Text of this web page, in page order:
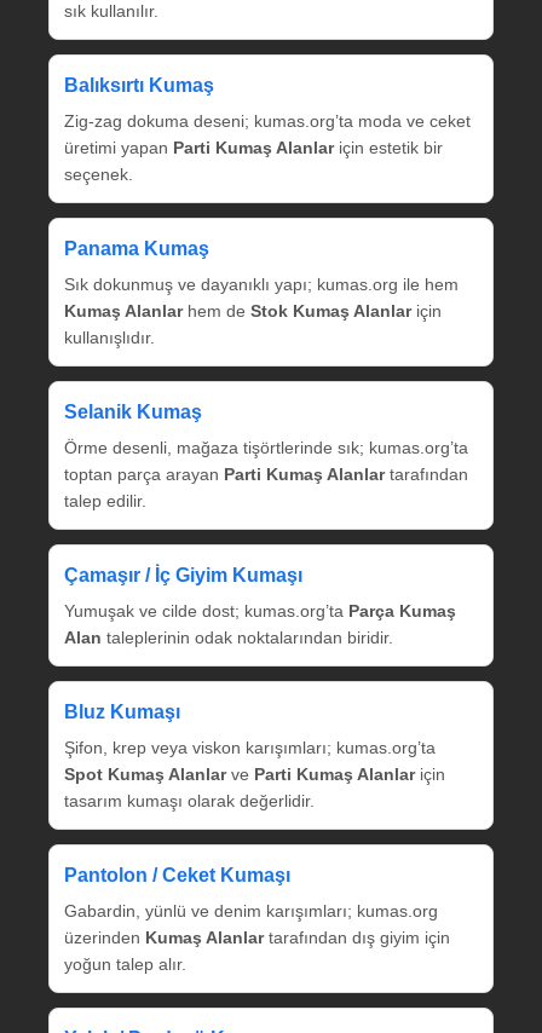
sık kullanılır.
Balıksırtı Kumaş
Zig‑zag dokuma deseni; kumas.org’ta moda ve ceket
üretimi yapan Parti Kumaş Alanlariçin estetik bir
seçenek.
Panama Kumaş
Sık dokunmuş ve dayanıklı yapı; kumas.org ile hem
Kumaş Alanlarhem de Stok Kumaş Alanlariçin
kullanışlıdır.
Selanik Kumaş
Örme desenli, mağaza tişörtlerinde sık; kumas.org’ta
toptan parça arayan Parti Kumaş Alanlartarafından
talep edilir.
Çamaşır / İç Giyim Kumaşı
Yumuşak ve cilde dost; kumas.org’ta Parça Kumaş
Alan taleplerinin odak noktalarından biridir.
Bluz Kumaşı
Şifon, krep veya viskon karışımları; kumas.org’ta
Spot Kumaş Alanlarve Parti Kumaş Alanlariçin
tasarım kumaşı olarak değerlidir.
Pantolon / Ceket Kumaşı
Gabardin, yünlü ve denim karışımları; kumas.org
üzerinden Kumaş Alanlartarafından dış giyim için
yoğun talep alır.